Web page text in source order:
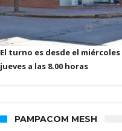
El turno es desde el miércoles
jueves a las 8.00 horas
PAMPACOM MESH